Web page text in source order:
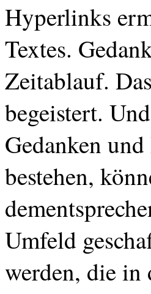
Hyperlinks
Textes.
Zeitablauf. Das
begeistert.
Gedanken
bestehen,
Umfeld
werden, die in